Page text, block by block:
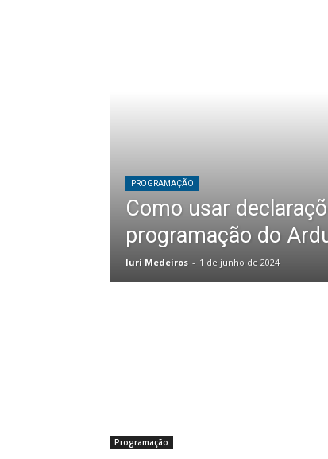
PROGRAMAÇÃO
Como usar
programação do
Iuri Medeiros - 1 de junho de 2024
Programação